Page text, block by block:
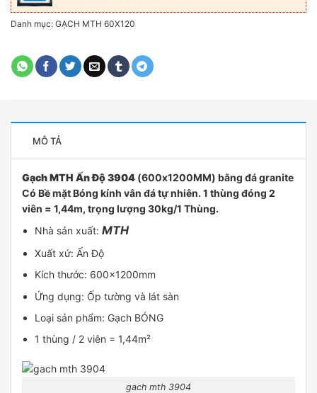
Danh mục: GẠCH MTH 60X120
MÔ TẢ
Gạch MTH Ấn Độ 3904 (600x1200MM) bằng đá granite
Có Bề mặt Bóng kính vân đá tự nhiên. 1 thùng đóng 2
viên = 1,44m, trọng lượng 30kg/1 Thùng.
Nhà sản xuất:MTH
Xuất xứ: Ấn Độ
Kích thước: 600x1200mm
Ứng dụng: Ốp tường và lát sàn
Loại sản phẩm: Gạch BÓNG
1 thùng / 2 viên = 1,44m²
gach mth 3904